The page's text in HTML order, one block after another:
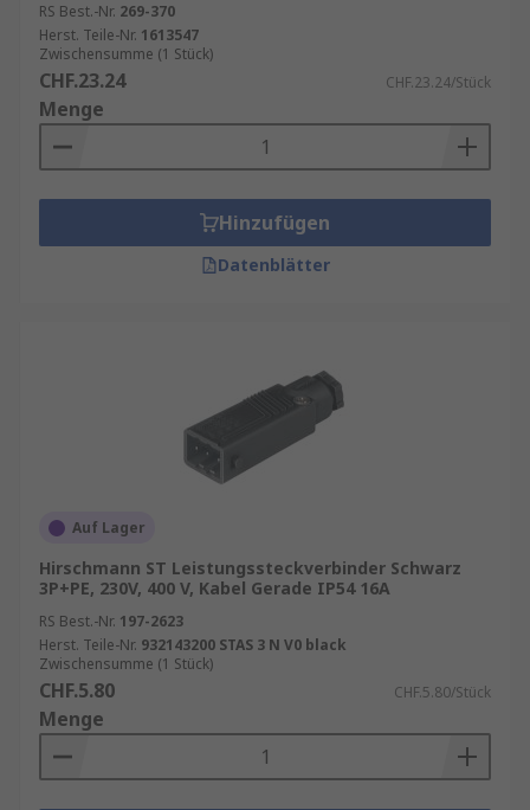
RS Best.-Nr. 269-370
Herst. Teile-Nr. 1613547
Zwischensumme (1 Stück)
CHF.23.24 CHF.23.24/Stück
Menge
Hinzufügen
Datenblätter
Auf Lager
Hirschmann ST Leistungssteckverbinder Schwarz
3P+PE, 230V, 400 V, Kabel Gerade IP54 16A
RS Best.-Nr. 197-2623
Herst. Teile-Nr. 932143200 STAS 3 N V0 black
Zwischensumme (1 Stück)
CHF.5.80 CHF.5.80/Stück
Menge